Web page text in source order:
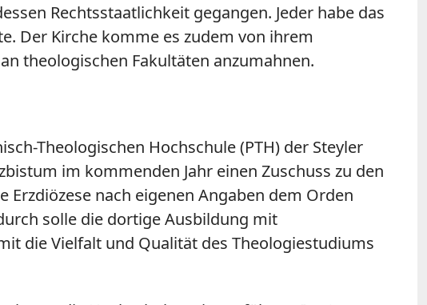
Rechtsstaatlichkeit gegangen. Jeder habe das
Der Kirche komme es zudem von ihrem
theologischen Fakultäten anzumahnen.
Theologischen Hochschule (PTH) der Steyler
im kommenden Jahr einen Zuschuss zu den
nach eigenen Angaben dem Orden
solle die dortige Ausbildung mit
die Vielfalt und Qualität des Theologiestudiums